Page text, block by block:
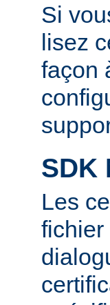
Si
lisez
façon
SDK
Les
fichier